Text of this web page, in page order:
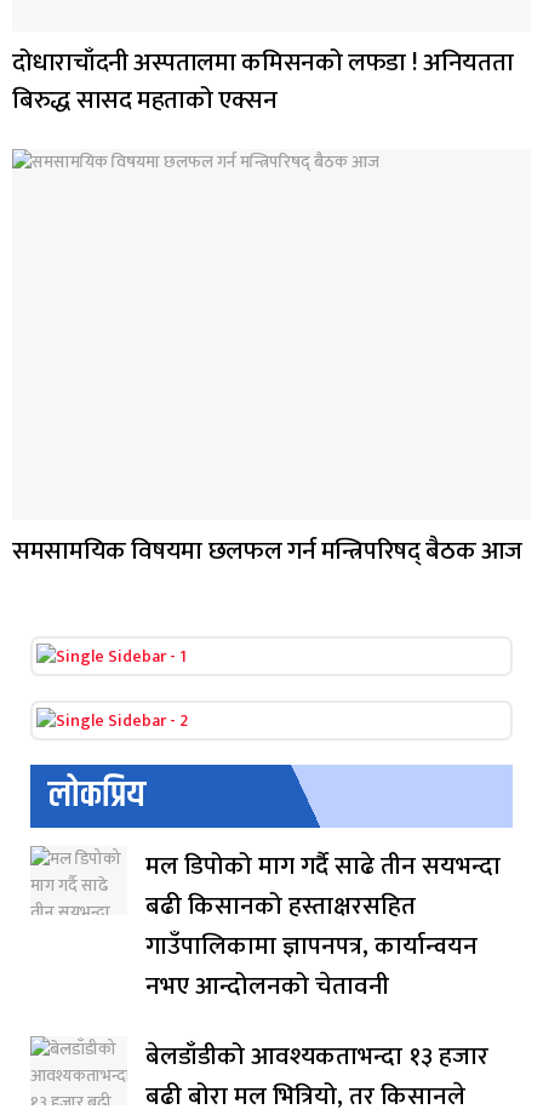
दोधाराचाँदनी अस्पतालमा कमिसनको लफडा ! अनियतता
बिरुद्ध सासद महताको एक्सन
समसामयिक विषयमा छलफल गर्न मन्त्रिपरिषद् बैठक आज
लोकप्रिय
मल डिपोको माग गर्दै साढे तीन सयभन्दा
बढी किसानको हस्ताक्षरसहित
गाउँपालिकामा ज्ञापनपत्र, कार्यान्वयन
नभए आन्दोलनको चेतावनी
बेलडाँडीको आवश्यकताभन्दा १३ हजार
बढी बोरा मल भित्रियो, तर किसानले